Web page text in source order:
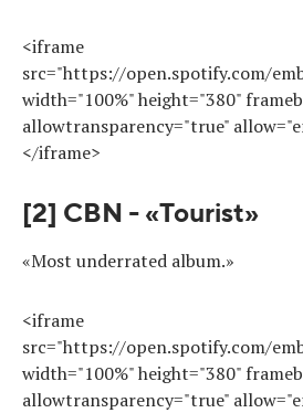
<iframe
src="https://open.spotify.com/
width="100%" height="380"
allowtransparency="true"
</iframe>
[2] CBN - «Tourist»
«Most underrated album.»
<iframe
src="https://open.spotify.com/
width="100%" height="380"
allowtransparency="true"